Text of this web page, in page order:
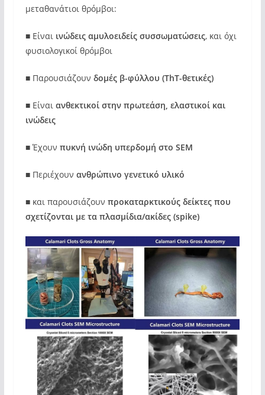
μεταθανάτιοι θρόμβοι:
■ Είναι ινώδεις αμυλοειδείς συσσωματώσεις, και όχι
φυσιολογικοί θρόμβοι
■ Παρουσιάζουν δομές β-φύλλου (ThT-θετικές)
■ Είναι ανθεκτικοί στην πρωτεάση, ελαστικοί και
ινώδεις
■ Έχουν πυκνή ινώδη υπερδομή στο SEM
■ Περιέχουν ανθρώπινο γενετικό υλικό
■ και παρουσιάζουν προκαταρκτικούς δείκτες που
σχετίζονται με τα πλασμίδια/ακίδες (spike)